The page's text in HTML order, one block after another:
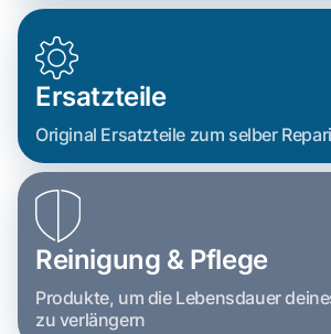
Ersatzteile
Original Ersatzteile zum selber
Reinigung & Pflege
Produkte, um die Lebensdauer
zu verlängern